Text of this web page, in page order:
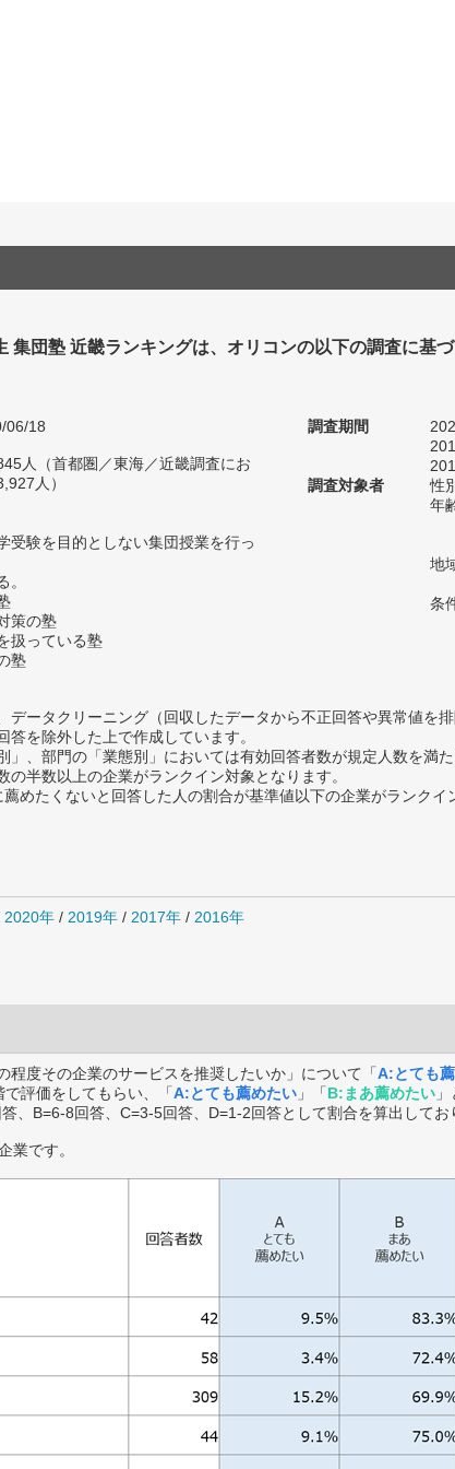
集団塾 近畿ランキングは、オリコンの以下の調査に基
06/18
人（首都圏／東海／近畿調査にお
人）
受験を目的としない集団授業を行っ
。
策の塾
扱っている塾
塾
調査期間
調査対象者
性
年
地
条
ータクリーニング（回収したデータから不正回答や異常値を排
を除外した上で作成しています。
、部門の「業態別」においては有効回答者数が規定人数を満
半数以上の企業がランクイン対象となります。
めたくないと回答した人の割合が基準値以下の企業がランクイ
2020年 / 2019年 / 2017年 / 2016年
程度その企業のサービスを推奨したいか」について「A:とても
で評価をしてもらい、「A:とても薦めたい 」「B:まあ薦めたい
、B=6-8回答、C=3-5回答、D=1-2回答として割合を算出してお
業です。